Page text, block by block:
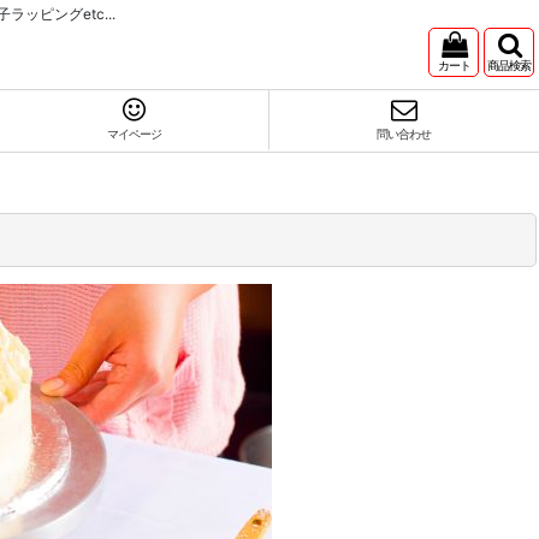
ラッピングetc...
カート 商品検索
マイページ 問い合わせ